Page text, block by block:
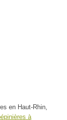
en Haut-Rhin,
à